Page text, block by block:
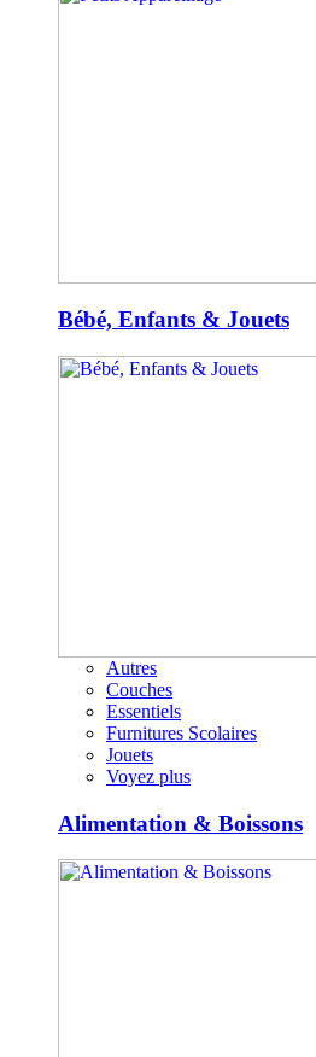
Bébé, Enfants & Jouets
Autres
Couches
Essentiels
Furnitures Scolaires
Jouets
Voyez plus
Alimentation & Boissons